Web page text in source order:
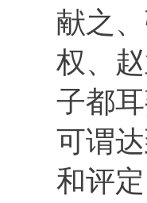
献之
权、
子都
可谓
和评